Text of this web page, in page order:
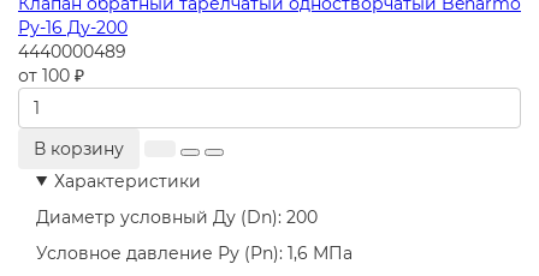
Ру-16 Ду-200
4440000489
от 100 ₽
В корзину
Характеристики
Диаметр условный Ду (Dn): 200
Условное давление Ру (Pn): 1,6 МПа